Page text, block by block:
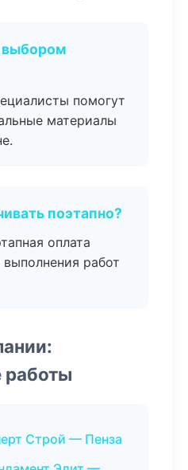
выбором
помогут
материалы
поэтапно?
оплата
выполнения работ
Строй — Пенза